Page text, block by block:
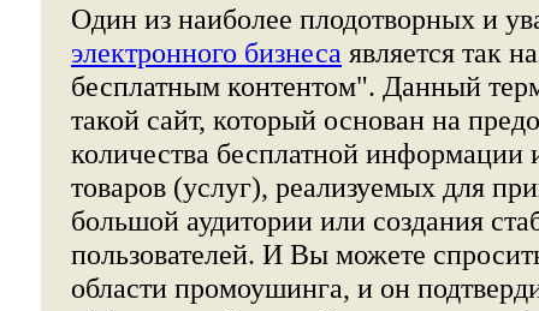
Один из наиболее плодотворных и
электронного бизнеса является так
бесплатным контентом". Данный
такой сайт, который основан на
количества бесплатной информации
товаров (услуг), реализуемых для
большой аудитории или создания
пользователей. И Вы можете
области промоушинга, и он